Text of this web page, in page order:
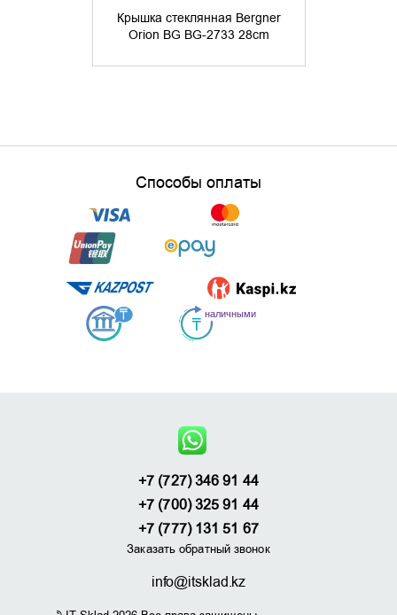
Крышка стеклянная Bergner
Orion BG BG-2733 28cm
Способы оплаты
+7 (727) 346 91 44
+7 (700) 325 91 44
+7 (777) 131 51 67
Заказать обратный звонок
info@itsklad.kz